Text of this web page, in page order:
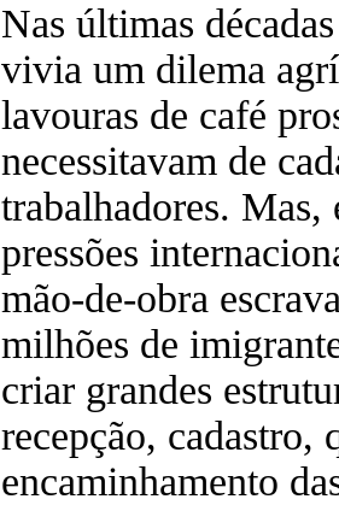
Nas últimas
vivia um dilema
lavouras de café
necessitavam de
trabalhadores. Mas,
pressões
mão-de-obra
milhões de
criar grandes
recepção, cadastro,
encaminhamento